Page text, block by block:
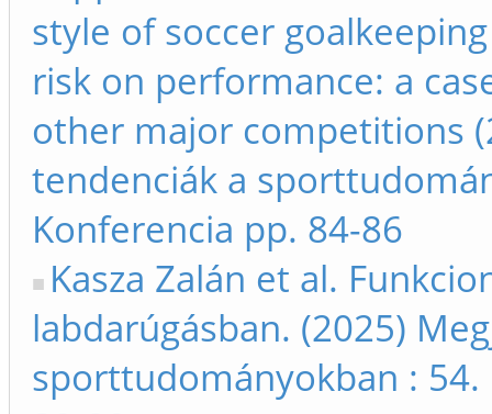
style of soccer
risk on performance: a
other major competitions
tendenciák a
Konferencia pp. 84-86
Kasza Zalán et al.
labdarúgásban. (2025)
sporttudományokban :